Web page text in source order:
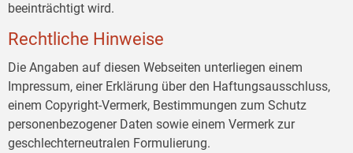
beeinträchtigt wird.
Rechtliche Hinweise
Die Angaben auf diesen Webseiten unterliegen einem
Impressum, einer Erklärung über den Haftungsausschluss,
einem Copyright-Vermerk, Bestimmungen zum Schutz
personenbezogener Daten sowie einem Vermerk zur
geschlechterneutralen Formulierung.